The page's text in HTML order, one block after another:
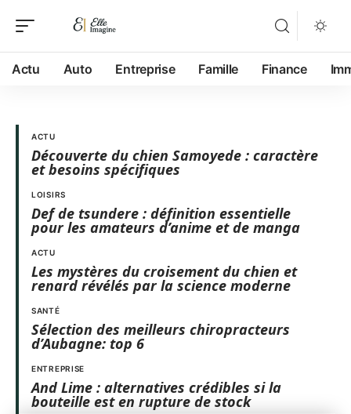
Actu Auto Entreprise Famille Finance
ACTU
Découverte du chien Samoyede : caractère
et besoins spécifiques
LOISIRS
Def de tsundere : définition essentielle
pour les amateurs d’anime et de manga
ACTU
Les mystères du croisement du chien et
renard révélés par la science moderne
SANTÉ
Sélection des meilleurs chiropracteurs
d’Aubagne: top 6
ENTREPRISE
And Lime : alternatives crédibles si la
bouteille est en rupture de stock